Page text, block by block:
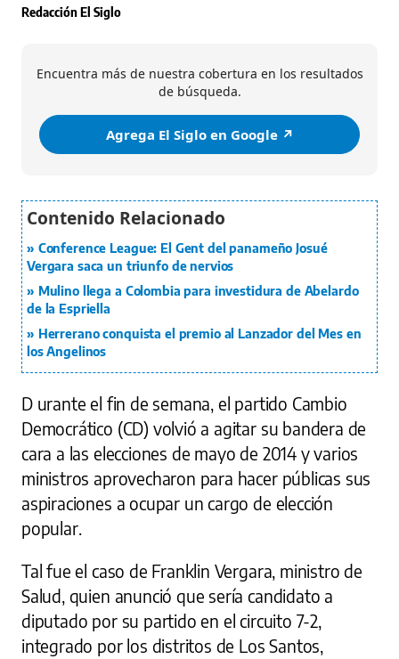
Redacción El Siglo
Encuentra más de nuestra cobertura en los resultados
de búsqueda.
Agrega El Siglo en Google ↗️
Conference League: El Gent del panameño Josué
Vergara saca un triunfo de nervios
Mulino llega a Colombia para investidura de Abelardo
de la Espriella
Herrerano conquista el premio al Lanzador del Mes en
los Angelinos
D urante el fin de semana, el partido Cambio
Democrático (CD) volvió a agitar su bandera de
cara a las elecciones de mayo de 2014 y varios
ministros aprovecharon para hacer públicas sus
aspiraciones a ocupar un cargo de elección
popular.
Tal fue el caso de Franklin Vergara, ministro de
Salud, quien anunció que sería candidato a
diputado por su partido en el circuito 7-2,
integrado por los distritos de Los Santos,